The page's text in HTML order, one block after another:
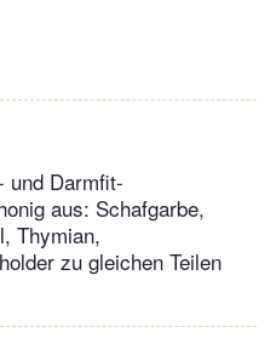
und Darmfit-
aus: Schafgarbe,
Thymian,
zu gleichen Teilen